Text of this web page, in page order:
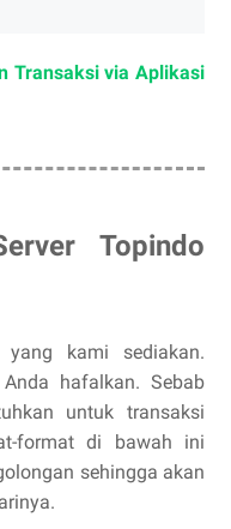
Transaksi via Aplikasi
Topindo
kami sediakan.
hafalkan. Sebab
untuk transaksi
format di bawah ini
sehingga akan